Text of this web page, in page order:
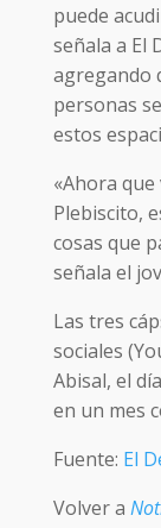
puede
señala a El
agregando
personas
estos
«Ahora
Plebiscito,
cosas que
señala el
Las tres
sociales
Abisal, el
en un mes
Fuente: El
Volver a